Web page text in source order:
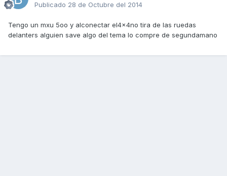
Publicado 28 de Octubre del 2014
Tengo un mxu 5oo y alconectar el4x4no tira de las ruedas
delanters alguien save algo del tema lo compre de segundamano